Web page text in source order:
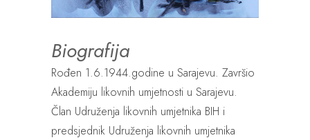
Biografija
Rođen 1.6.1944.godine u Sarajevu. Završio
Akademiju likovnih umjetnosti u Sarajevu.
Član Udruženja likovnih umjetnika BIH i
predsjednik Udruženja likovnih umjetnika